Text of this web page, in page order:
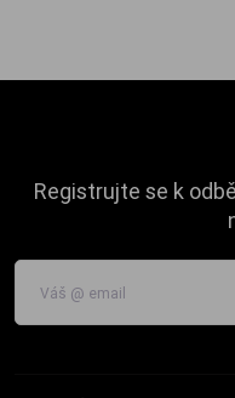
Registrujte se k